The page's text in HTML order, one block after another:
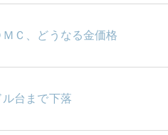
Ｃ、どうなる金価格
台まで下落